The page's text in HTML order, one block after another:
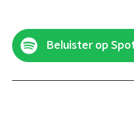
Beluister op